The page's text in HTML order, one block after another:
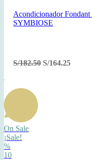
Acondicionador
SYMBIOSE
S/182.50 S/164.25
On Sale
¡Sale!
%
10